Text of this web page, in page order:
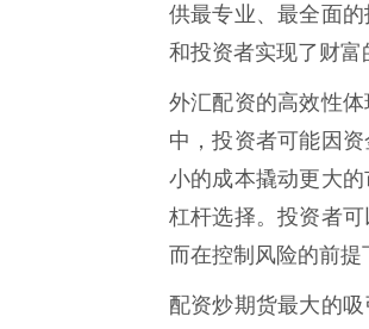
供最专业、最全面
和投资者实现了财富
外汇配资的高效性
中，投资者可能因
小的成本撬动更大
杠杆选择。投资者
而在控制风险的前提
配资炒期货最大的